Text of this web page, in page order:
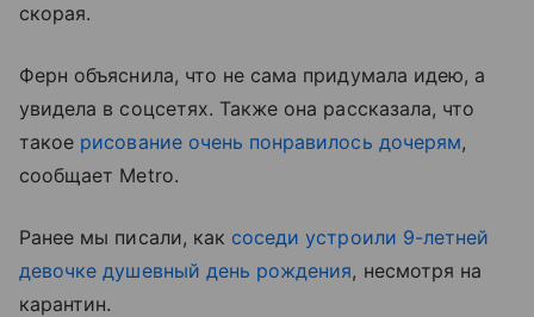
скорая.
Ферн объяснила, что не сама придумала идею, а
увидела в соцсетях. Также она рассказала, что
такое рисование очень понравилось дочерям,
сообщает Metro.
Ранее мы писали, как соседи устроили 9-летней
девочке душевный день рождения, несмотря на
карантин.